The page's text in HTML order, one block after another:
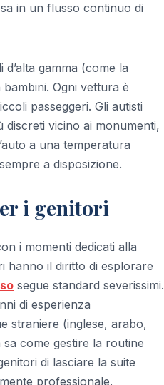
in un flusso continuo di
gamma (come la
Ogni vettura è
passeggeri. Gli autisti
discreti vicino ai monumenti,
a una temperatura
a disposizione.
i genitori
i momenti dedicati alla
hanno il diritto di esplorare
segue standard severissimi.
di esperienza
straniere (inglese, arabo,
come gestire la routine
di lasciare la suite
professionale.